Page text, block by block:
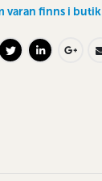
varan finns i butik